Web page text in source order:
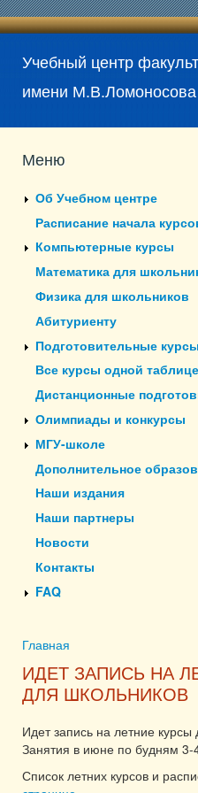
Учебный центр
имени М.В.Ломоносова
Меню
Об Учебном центре
Расписание начала
Компьютерные курсы
Математика для
Физика для школьников
Абитуриенту
Подготовительные курсы
Все курсы одной
Дистанционные
Олимпиады и конкурсы
МГУ-школе
Дополнительное
Наши издания
Наши партнеры
Новости
Контакты
FAQ
Вы здесь
Главная
ИДЕТ ЗАПИСЬ НА
ДЛЯ ШКОЛЬНИКОВ
Идет запись на летние курсы
Занятия в июне по будням 3-
Список летних курсов и